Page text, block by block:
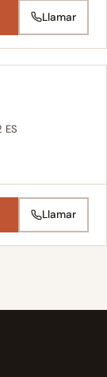
Llamar
ES
Llamar